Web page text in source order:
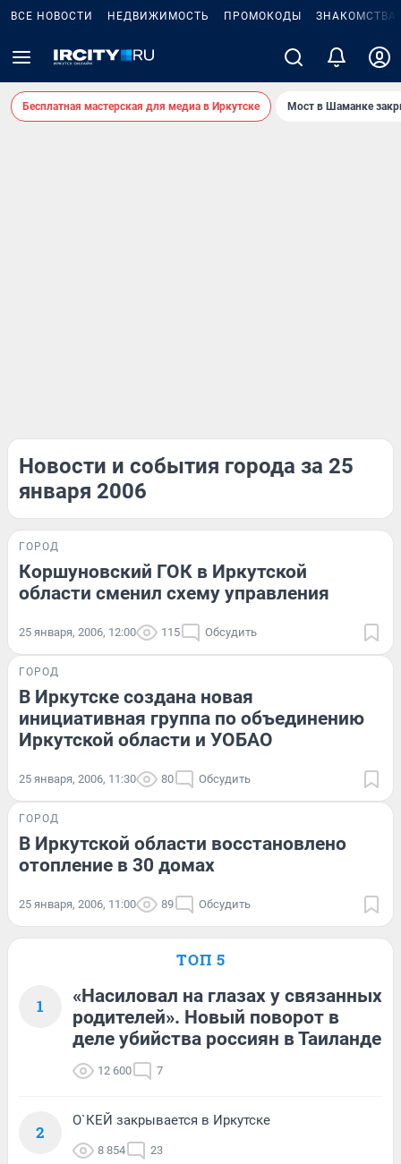
ВСЕ НОВОСТИ НЕДВИЖИМОСТЬ ПРОМОКОДЫ ЗНАКОМСТВА
Бесплатная мастерская для медиа в Иркутске Мост в Шаманке
Новости и события города за 25
января 2006
ГОРОД
Коршуновский ГОК в Иркутской
области сменил схему управления
25 января, 2006, 12:00 115 Обсудить
ГОРОД
В Иркутске создана новая
инициативная группа по объединению
Иркутской области и УОБАО
25 января, 2006, 11:30 80 Обсудить
ГОРОД
В Иркутской области восстановлено
отопление в 30 домах
25 января, 2006, 11:00 89 Обсудить
ТОП 5
1
«Насиловал на глазах у связанных
родителей». Новый поворот в
деле убийства россиян в Таиланде
12 600 7
2
О`КЕЙ закрывается в Иркутске
8 854 23